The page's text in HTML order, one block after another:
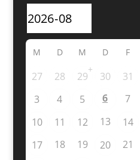
M D M D F
27 28 29
+
30 31
3
4 5 6 7
10
11 12 13 14
17
18 19 20 21